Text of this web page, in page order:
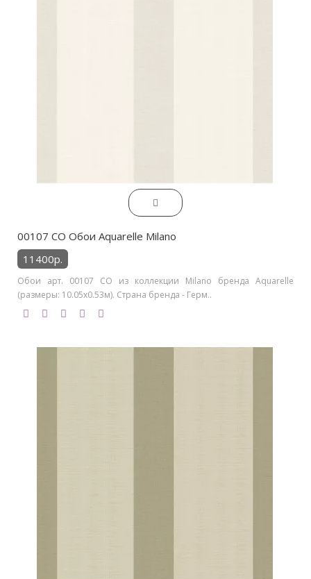
00107 CO Обои Aquarelle Milano
11400р.
Обои арт. 00107 CO из коллекции Milano бренда Aquarelle
(размеры: 10.05х0.53м). Страна бренда - Герм..